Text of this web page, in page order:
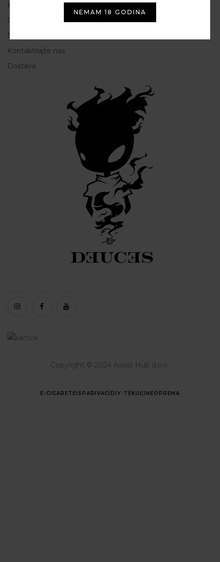
Kako do nas
Opće Informacije i uvjeti korištenja
Načini plaćanja
Kontaktirajte nas
Dostava
Copyright © 2024 Assist Hub d.o.o.
E-CIGARETEISPARIVAČI DIY-TEKUĆINEOPREMA
NEMAM 18 GODINA